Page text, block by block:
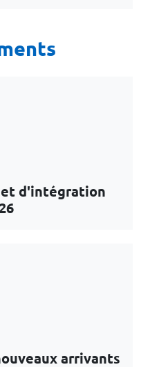
d'intégration
arrivants